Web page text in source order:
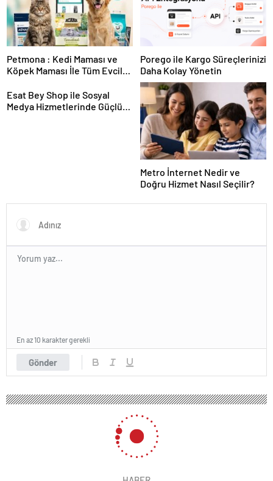
Petmona : Kedi Maması ve
Köpek Maması İle Tüm Evcil
Porego ile Kargo Süreçlerinizi
Daha Kolay Yönetin
Esat Bey Shop ile Sosyal
Medya Hizmetlerinde Güçlü
Metro İnternet Nedir ve
Doğru Hizmet Nasıl Seçilir?
Gönder
En az 10 karakter gerekli